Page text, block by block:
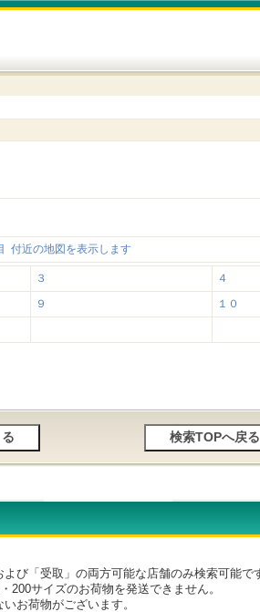
付近の地図を表示します
３
４
９
１０
び「受取」の両方可能な店舗のみ検索可能で
サイズのお荷物を発送できません。
荷物がございます。